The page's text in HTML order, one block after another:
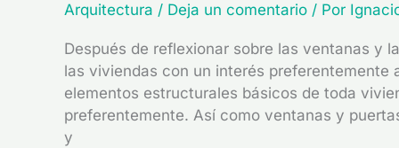
Arquitectura / Deja un comentario / Por
Después de reflexionar sobre las ventanas y
las viviendas con un interés preferentemente
elementos estructurales básicos de toda
preferentemente. Así como ventanas y
y